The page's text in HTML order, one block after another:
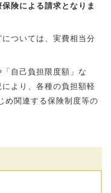
険による請求となりま
ついては、実費相当分
自己負担限度額」な
より、各種の負担額軽
め関連する保険制度等の